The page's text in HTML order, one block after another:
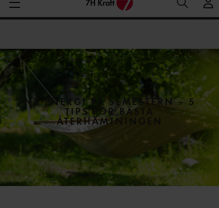
Aktuella elpriser
Medelspotpris (1/08-10/08 (SE3):
Spotpris just nu:
14
NY ENERGI PÅ SEMESTERN – 5
TIPS FÖR BÄSTA
ÅTERHÄMTNINGEN